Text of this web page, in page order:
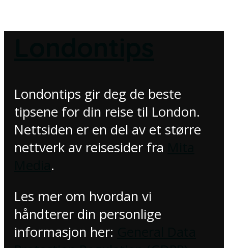
Londontips gir deg de beste
tipsene for din reise til London.
Nettsiden er en del av et større
nettverk av reisesider fra
.
Les mer om hvordan vi
håndterer din personlige
informasjon her: